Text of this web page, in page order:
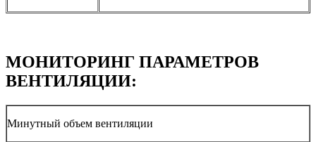
МОНИТОРИНГ ПАРАМЕТРОВ
ВЕНТИЛЯЦИИ:
Минутный объем вентиляции